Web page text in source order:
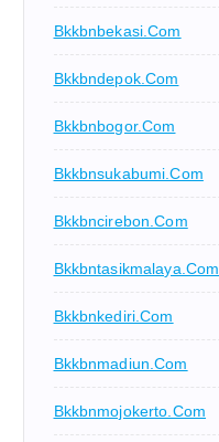
Bkkbnbekasi.com
Bkkbndepok.com
Bkkbnbogor.com
Bkkbnsukabumi.com
Bkkbncirebon.com
Bkkbntasikmalaya.com
Bkkbnkediri.com
Bkkbnmadiun.com
Bkkbnmojokerto.com